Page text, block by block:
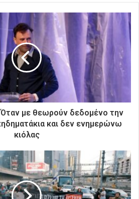
με θεωρούν δεδομένο την
και δεν ενημερώνω
κιόλας